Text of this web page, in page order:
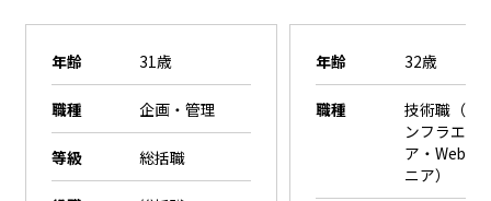
年齢 31歳
職種 企画・管理
等級 総括職
年齢 32歳
職種
技術職（SE
ンフラエン
ア・Webエ
ニア）